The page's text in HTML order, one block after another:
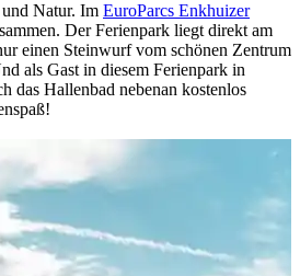
und Natur. Im EuroParcs Enkhuizer
Der Ferienpark liegt direkt am
einen Steinwurf vom schönen Zentrum
als Gast in diesem Ferienpark in
das Hallenbad nebenan kostenlos